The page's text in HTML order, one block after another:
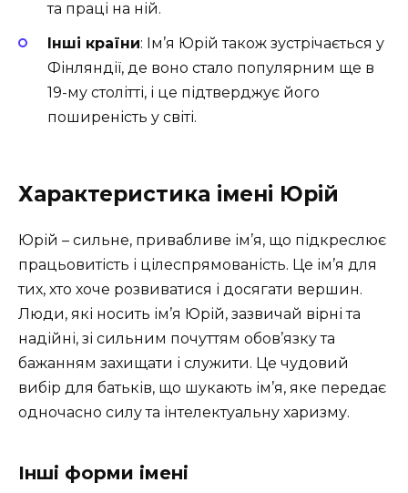
та праці на ній.
Інші країни: Ім’я Юрій також зустрічається у
Фінляндії, де воно стало популярним ще в
19-му столітті, і це підтверджує його
поширеність у світі.
Характеристика імені Юрій
Юрій – сильне, привабливе ім’я, що підкреслює
працьовитість і цілеспрямованість. Це ім’я для
тих, хто хоче розвиватися і досягати вершин.
Люди, які носить ім’я Юрій, зазвичай вірні та
надійні, зі сильним почуттям обов’язку та
бажанням захищати і служити. Це чудовий
вибір для батьків, що шукають ім’я, яке передає
одночасно силу та інтелектуальну харизму.
Інші форми імені